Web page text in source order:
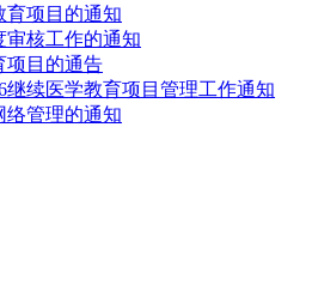
育项目的通知
审核工作的通知
项目的通告
继续医学教育项目管理工作通知
络管理的通知